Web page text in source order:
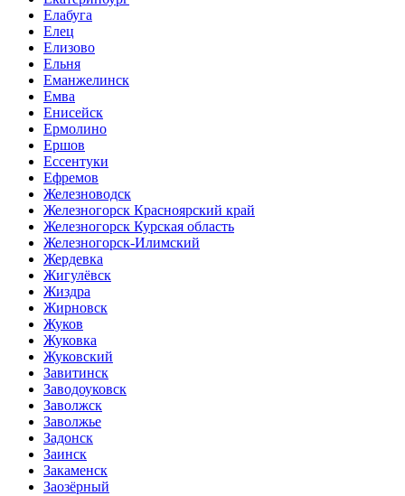
Елабуга
Елец
Елизово
Ельня
Еманжелинск
Емва
Енисейск
Ермолино
Ершов
Ессентуки
Ефремов
Железноводск
Железногорск Красноярский край
Железногорск Курская область
Железногорск-Илимский
Жердевка
Жигулёвск
Жиздра
Жирновск
Жуков
Жуковка
Жуковский
Завитинск
Заводоуковск
Заволжск
Заволжье
Задонск
Заинск
Закаменск
Заозёрный